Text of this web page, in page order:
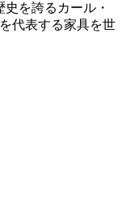
を誇るカール・
代表する家具を世